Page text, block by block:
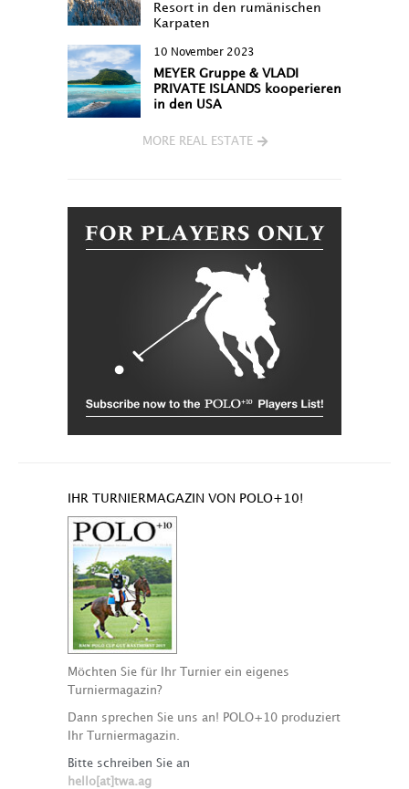
Resort in den rumänischen
Karpaten
10 November 2023
MEYER Gruppe & VLADI
PRIVATE ISLANDS kooperieren
in den USA
MORE REAL ESTATE
IHR TURNIERMAGAZIN VON POLO+10!
Möchten Sie für Ihr Turnier ein eigenes
Turniermagazin?
Dann sprechen Sie uns an! POLO+10 produziert
Ihr Turniermagazin.
Bitte schreiben Sie an
hello[at]twa.ag